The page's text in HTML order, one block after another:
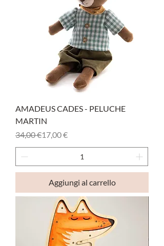
AMADEUS CADES - PELUCHE
MARTIN
Prezzo regolare
34,00 €
Prezzo scontato
17,00 €
Aggiungi al carrello